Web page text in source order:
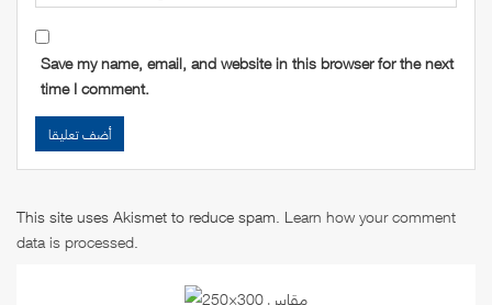
Save my name, email, and website in this browser for the next
time I comment.
This site uses Akismet to reduce spam. Learn how your comment
data is processed.